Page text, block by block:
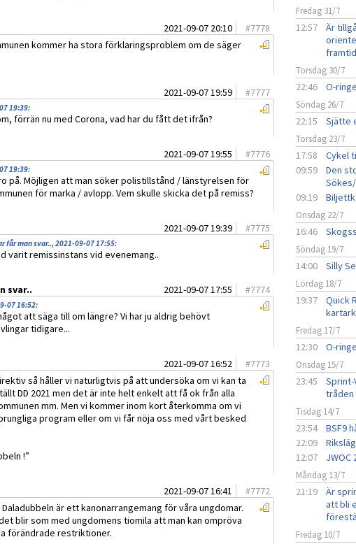
2021-09-07 20:10 #7778
kommer ha stora förklaringsproblem om de säger
2021-09-07 19:59 #7777
19:39:
förrän nu med Corona, vad har du fått det ifrån?
2021-09-07 19:55 #7776
19:39:
på. Möjligen att man söker polistillstånd / länstyrelsen för
för marka / avlopp. Vem skulle skicka det på remiss?
2021-09-07 19:39 #7775
får man svar.., 2021-09-07 17:55:
varit remissinstans vid evenemang..
svar.. 2021-09-07 17:55 #7774
07 16:52:
att säga till om längre? Vi har ju aldrig behövt
tidigare...
2021-09-07 16:52 #7773
så håller vi naturligtvis på att undersöka om vi kan ta
DD 2021 men det är inte helt enkelt att få ok från alla
mm. Men vi kommer inom kort återkomma om vi
program eller om vi får nöja oss med vårt besked
!”
2021-09-07 16:41 #7772
är ett kanonarrangemang för våra ungdomar.
blir som med ungdomens tiomila att man kan ompröva
förändrade restriktioner.
Fredag 31/7
12:57
Är
Torsdag 30/7
22:46 O-
Söndag 26/7
22:15 Sjätte
Torsdag 23/7
17:58 Cykel
09:59
Den
09:19
Onsdag 22/7
16:46
Söndag 19/7
14:00 Silly
Lördag 18/7
19:37
Quick
Fredag 17/7
12:30 O-
Onsdag 15/7
23:45
Sprint-
tråden
Tisdag 14/7
23:54 BSF9
22:09
12:07
JWOC
Måndag 13/7
21:19
Är
att bli
Fredag 10/7